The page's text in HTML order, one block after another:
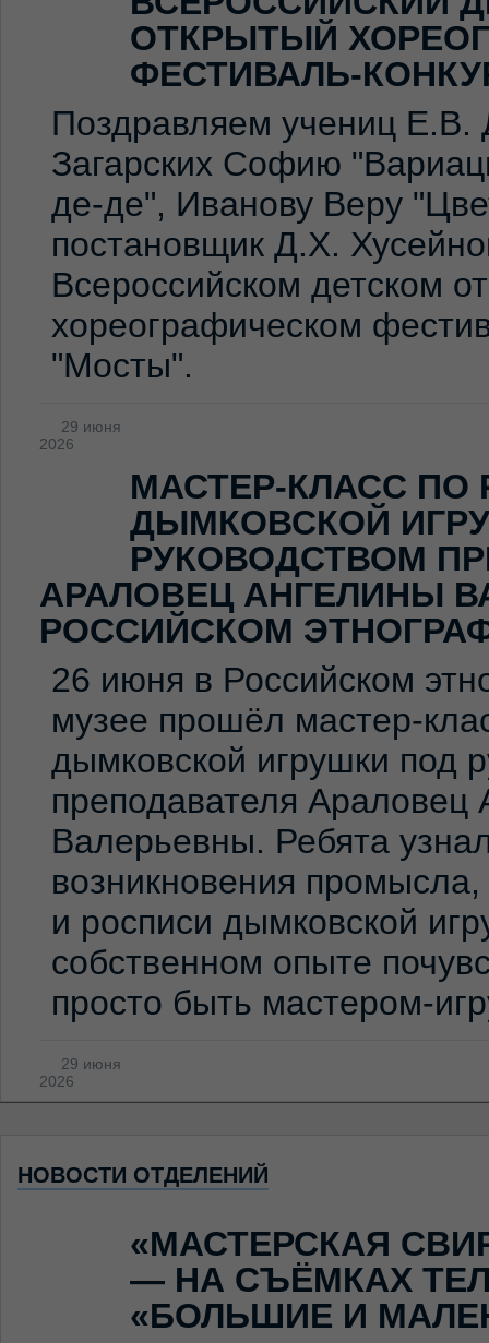
ОТКРЫТЫЙ
ФЕСТИВАЛЬ-
Поздравляем учениц Е.В.
Загарских Софию
де-де", Иванову Веру
постановщик Д.Х.
Всероссийском детском
хореографическом
"Мосты".
29 июня
2026
МАСТЕР-КЛАСС ПО
ДЫМКОВСКОЙ
РУКОВОДСТВОМ
АРАЛОВЕЦ АНГЕЛИНЫ
РОССИЙСКОМ
26 июня в Российском
музее прошёл мастер-
дымковской игрушки под
преподавателя Араловец
Валерьевны. Ребята
возникновения
и росписи дымковской
собственном опыте
просто быть мастером-
29 июня
2026
НОВОСТИ ОТДЕЛЕНИЙ
«МАСТЕРСКАЯ
— НА СЪЁМКАХ
«БОЛЬШИЕ И